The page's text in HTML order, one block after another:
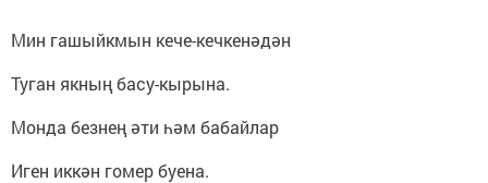
Мин гашыйкмын кече-кечкенәдән
Туган якның басу-кырына.
Монда безнең әти һәм бабайлар
Иген иккән гомер буена.